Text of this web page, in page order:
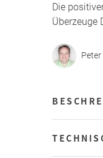
Die
Überzeuge